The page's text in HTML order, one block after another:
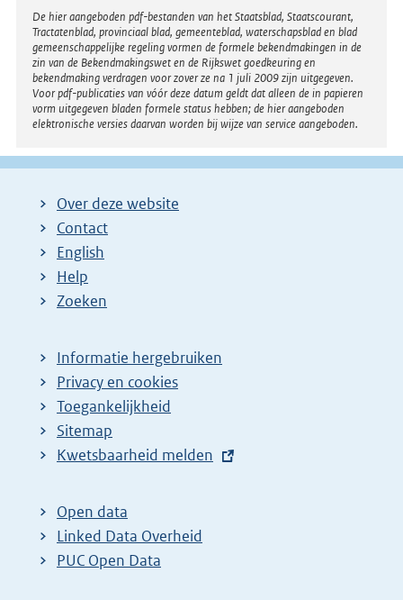
Disclaimer
De hier aangeboden pdf-bestanden van het Staatsblad, Staatscourant,
Tractatenblad, provinciaal blad, gemeenteblad, waterschapsblad en blad
gemeenschappelijke regeling vormen de formele bekendmakingen in de
zin van de Bekendmakingswet en de Rijkswet goedkeuring en
bekendmaking verdragen voor zover ze na 1 juli 2009 zijn uitgegeven.
Voor pdf-publicaties van vóór deze datum geldt dat alleen de in papieren
vorm uitgegeven bladen formele status hebben; de hier aangeboden
elektronische versies daarvan worden bij wijze van service aangeboden.
Over deze website
Contact
English
Help
Zoeken
Informatie hergebruiken
Privacy en cookies
Toegankelijkheid
Sitemap
E
t
e
r
Kwetsbaarheid melden
Open data
Linked Data Overheid
PUC Open Data